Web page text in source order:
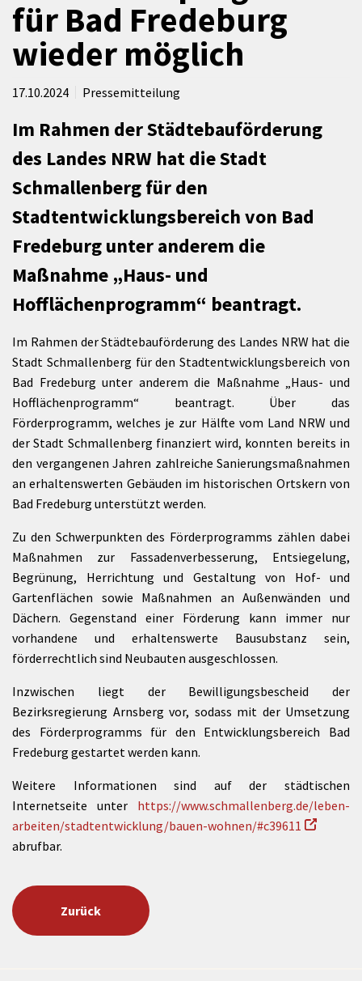
für Bad Fredeburg
wieder möglich
17.10.2024 Pressemitteilung
Im Rahmen der Städtebauförderung
des Landes NRW hat die Stadt
Schmallenberg für den
Stadtentwicklungsbereich von Bad
Fredeburg unter anderem die
Maßnahme „Haus- und
Hofflächenprogramm“ beantragt.
Im Rahmen der Städtebauförderung des Landes NRW hat die
Stadt Schmallenberg für den Stadtentwicklungsbereich von
Bad Fredeburg unter anderem die Maßnahme „Haus- und
Hofflächenprogramm“ beantragt. Über das
Förderprogramm, welches je zur Hälfte vom Land NRW und
der Stadt Schmallenberg finanziert wird, konnten bereits in
den vergangenen Jahren zahlreiche Sanierungsmaßnahmen
an erhaltenswerten Gebäuden im historischen Ortskern von
Bad Fredeburg unterstützt werden.
Zu den Schwerpunkten des Förderprogramms zählen dabei
Maßnahmen zur Fassadenverbesserung, Entsiegelung,
Begrünung, Herrichtung und Gestaltung von Hof- und
Gartenflächen sowie Maßnahmen an Außenwänden und
Dächern. Gegenstand einer Förderung kann immer nur
vorhandene und erhaltenswerte Bausubstanz sein,
förderrechtlich sind Neubauten ausgeschlossen.
Inzwischen liegt der Bewilligungsbescheid der
Bezirksregierung Arnsberg vor, sodass mit der Umsetzung
des Förderprogramms für den Entwicklungsbereich Bad
Fredeburg gestartet werden kann.
Weitere Informationen sind auf der städtischen
Internetseite unter https://www.schmallenberg.de/leben-
arbeiten/stadtentwicklung/bauen-wohnen/#c39611
abrufbar.
Zurück